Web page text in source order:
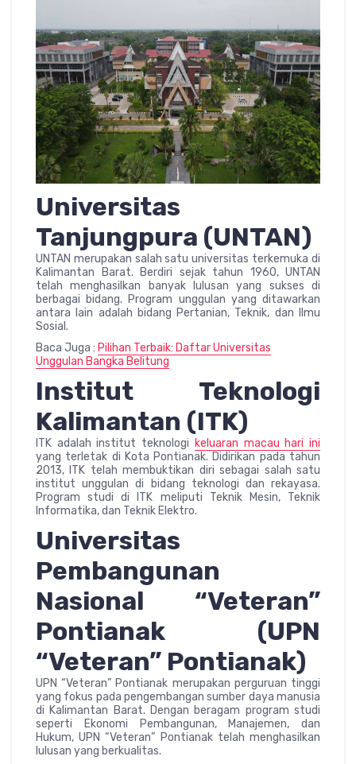
Universitas
Tanjungpura (UNTAN)
UNTAN merupakan salah satu universitas terkemuka di
Kalimantan Barat. Berdiri sejak tahun 1960, UNTAN
telah menghasilkan banyak lulusan yang sukses di
berbagai bidang. Program unggulan yang ditawarkan
antara lain adalah bidang Pertanian, Teknik, dan Ilmu
Sosial.
Baca Juga : Pilihan Terbaik: Daftar Universitas
Unggulan Bangka Belitung
Institut Teknologi
Kalimantan (ITK)
ITK adalah institut teknologi keluaran macau hari ini
yang terletak di Kota Pontianak. Didirikan pada tahun
2013, ITK telah membuktikan diri sebagai salah satu
institut unggulan di bidang teknologi dan rekayasa.
Program studi di ITK meliputi Teknik Mesin, Teknik
Informatika, dan Teknik Elektro.
Universitas
Pembangunan
Nasional “Veteran”
Pontianak (UPN
“Veteran” Pontianak)
UPN “Veteran” Pontianak merupakan perguruan tinggi
yang fokus pada pengembangan sumber daya manusia
di Kalimantan Barat. Dengan beragam program studi
seperti Ekonomi Pembangunan, Manajemen, dan
Hukum, UPN “Veteran” Pontianak telah menghasilkan
lulusan yang berkualitas.